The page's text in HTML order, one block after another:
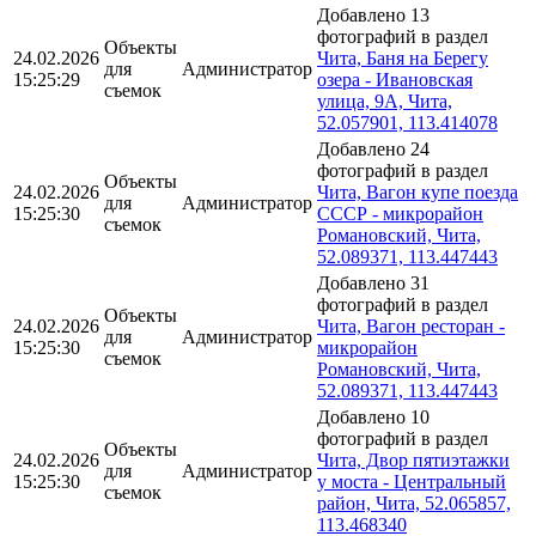
24.02.2026
15:25:29
Объекты
для
съемок
Администратор
Добавлено 13
фотографий в раздел
Чита, Баня на Берегу
озера - Ивановская
улица, 9А, Чита,
52.057901, 113.414078
24.02.2026
15:25:30
Объекты
для
съемок
Администратор
Добавлено 24
фотографий в раздел
Чита, Вагон купе поезда
СССР - микрорайон
Романовский, Чита,
52.089371, 113.447443
24.02.2026
15:25:30
Объекты
для
съемок
Администратор
Добавлено 31
фотографий в раздел
Чита, Вагон ресторан -
микрорайон
Романовский, Чита,
52.089371, 113.447443
24.02.2026
15:25:30
Объекты
для
съемок
Администратор
Добавлено 10
фотографий в раздел
Чита, Двор пятиэтажки
у моста - Центральный
район, Чита, 52.065857,
113.468340